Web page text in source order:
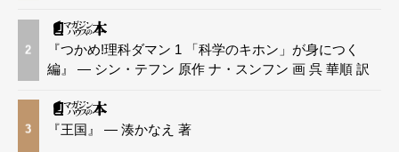
2
『つかめ!理科ダマン 1 「科学のキホン」が身につく
編』 — シン・テフン 原作 ナ・スンフン 画 呉 華順 訳
3 『王国』 — 湊かなえ 著